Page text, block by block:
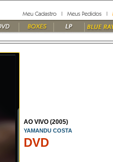
AO VIVO (2005)
YAMANDU COSTA
DVD